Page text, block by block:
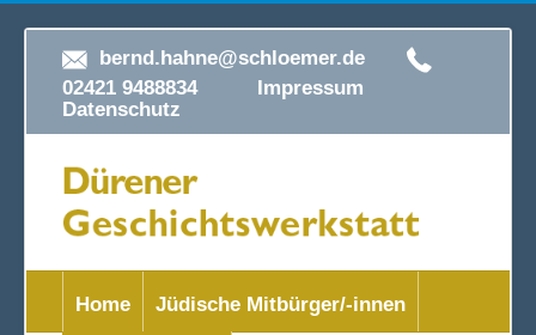
bernd.hahne@schloemer.de
02421 9488834 Impressum
Datenschutz
Home Jüdische Mitbürger/-innen